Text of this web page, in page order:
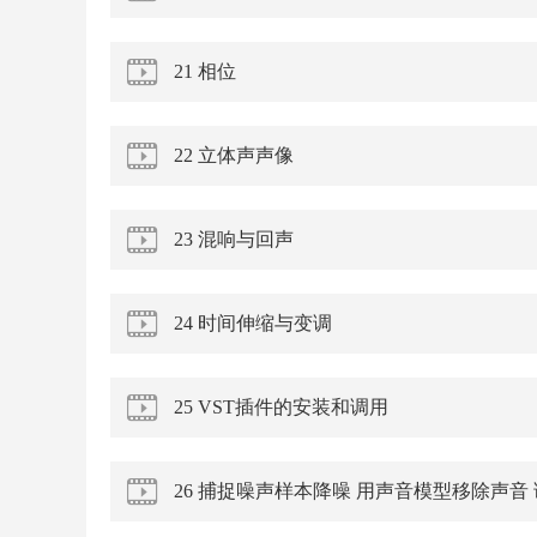
21 相位
22 立体声声像
23 混响与回声
24 时间伸缩与变调
25 VST插件的安装和调用
26 捕捉噪声样本降噪 用声音模型移除声音